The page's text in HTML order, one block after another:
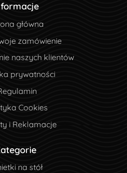
główna
główna
zamówienie
zamówienie
naszych klientów
naszych klientów
prywatności
prywatności
Cookies
Cookies
i Reklamacje
i Reklamacje
na stół